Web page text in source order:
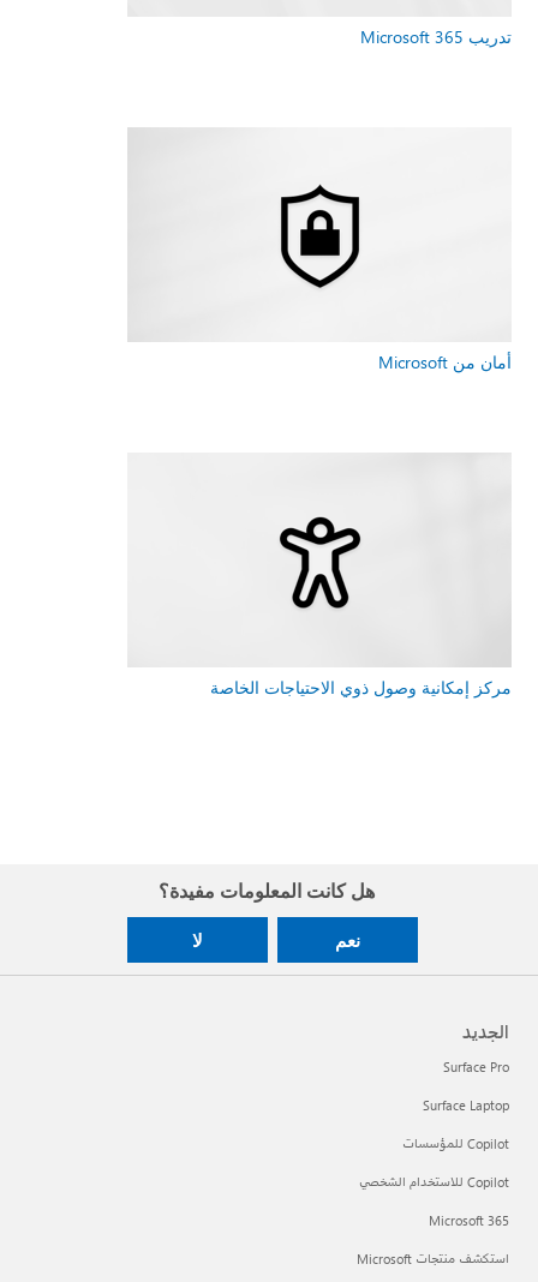
تدريب Microsoft 365
أمان من Microsoft
مركز إمكانية وصول ذوي الاحتياجات الخاصة
هل كانت المعلومات مفيدة؟
نعم لا
الجديد
Surface Pro
Surface Laptop
Copilot للمؤسسات
Copilot للاستخدام الشخصي
Microsoft 365
استكشف منتجات Microsoft